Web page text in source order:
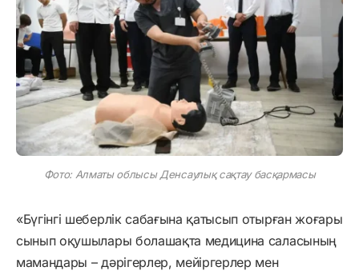
Фото: Алматы облысы Денсаулық сақтау басқармасы
«Бүгінгі шеберлік сабағына қатысып отырған жоғары
сынып оқушылары болашақта медицина саласының
мамандары – дәрігерлер, мейіргерлер мен